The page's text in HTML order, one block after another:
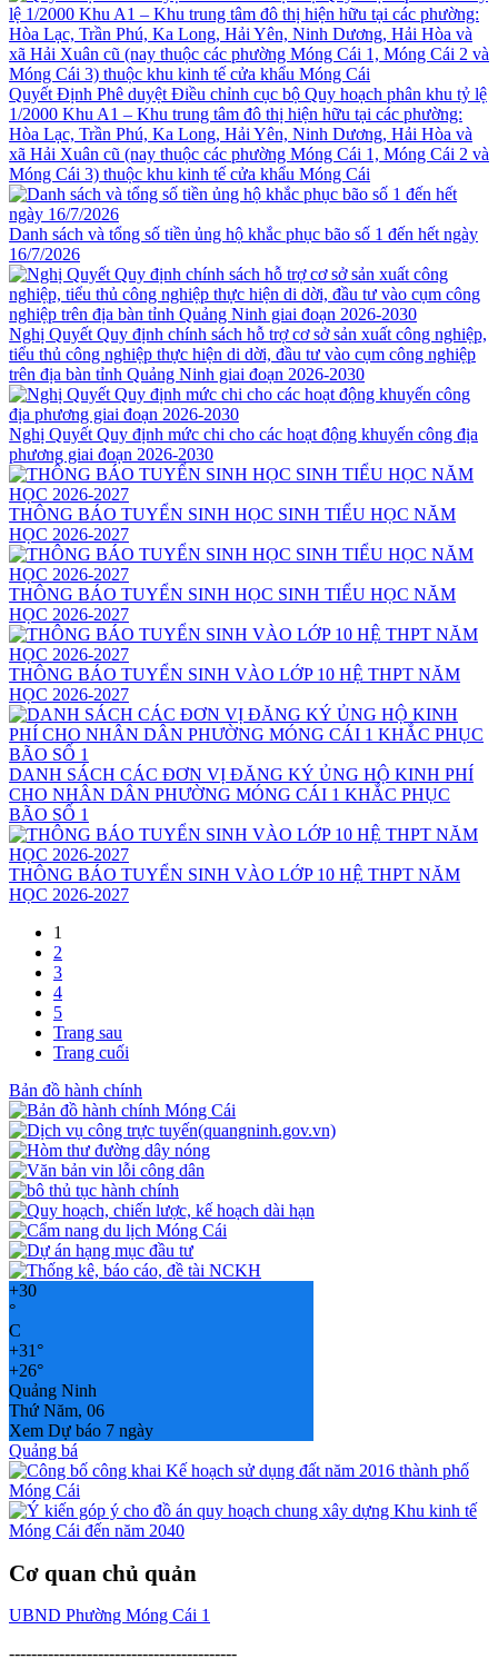
Quyết Định Phê duyệt Điều chỉnh cục bộ Quy hoạch phân khu tỷ lệ
1/2000 Khu A1 – Khu trung tâm đô thị hiện hữu tại các phường:
Hòa Lạc, Trần Phú, Ka Long, Hải Yên, Ninh Dương, Hải Hòa và
xã Hải Xuân cũ (nay thuộc các phường Móng Cái 1, Móng Cái 2 và
Móng Cái 3) thuộc khu kinh tế cửa khẩu Móng Cái
Danh sách và tổng số tiền ủng hộ khắc phục bão số 1 đến hết ngày
16/7/2026
Nghị Quyết Quy định chính sách hỗ trợ cơ sở sản xuất công nghiệp,
tiểu thủ công nghiệp thực hiện di dời, đầu tư vào cụm công nghiệp
trên địa bàn tỉnh Quảng Ninh giai đoạn 2026-2030
Nghị Quyết Quy định mức chi cho các hoạt động khuyến công địa
phương giai đoạn 2026-2030
THÔNG BÁO TUYỂN SINH HỌC SINH TIỂU HỌC NĂM
HỌC 2026-2027
THÔNG BÁO TUYỂN SINH HỌC SINH TIỂU HỌC NĂM
HỌC 2026-2027
THÔNG BÁO TUYỂN SINH VÀO LỚP 10 HỆ THPT NĂM
HỌC 2026-2027
DANH SÁCH CÁC ĐƠN VỊ ĐĂNG KÝ ỦNG HỘ KINH PHÍ
CHO NHÂN DÂN PHƯỜNG MÓNG CÁI 1 KHẮC PHỤC
BÃO SỐ 1
THÔNG BÁO TUYỂN SINH VÀO LỚP 10 HỆ THPT NĂM
HỌC 2026-2027
1
2
3
4
5
Trang sau
Trang cuối
Bản đồ hành chính
+30
°
C
+31°
+26°
Quảng Ninh
Thứ Năm, 06
Xem Dự báo 7 ngày
Quảng bá
Cơ quan chủ quản
UBND Phường Móng Cái 1
-----------------------------------------